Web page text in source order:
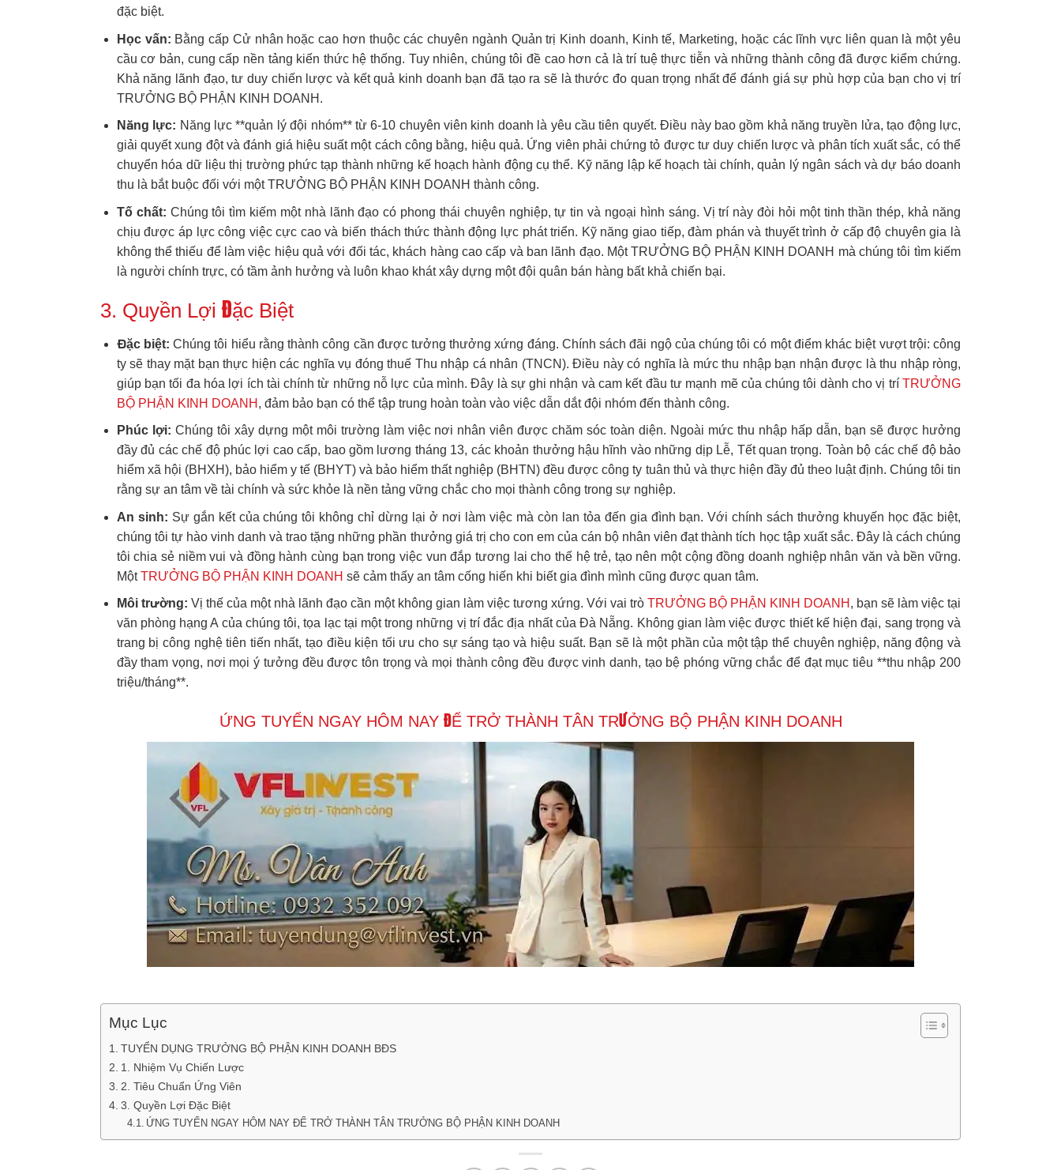
đặc biệt.
Học vấn: Bằng cấp Cử nhân hoặc cao hơn thuộc các chuyên ngành Quản trị Kinh doanh, Kinh tế, Marketing, hoặc các lĩnh vực liên quan là một yêu
cầu cơ bản, cung cấp nền tảng kiến thức hệ thống. Tuy nhiên, chúng tôi đề cao hơn cả là trí tuệ thực tiễn và những thành công đã được kiểm chứng.
Khả năng lãnh đạo, tư duy chiến lược và kết quả kinh doanh bạn đã tạo ra sẽ là thước đo quan trọng nhất để đánh giá sự phù hợp của bạn cho vị trí
TRƯỞNG BỘ PHẬN KINH DOANH.
Năng lực: Năng lực **quản lý đội nhóm** từ 6-10 chuyên viên kinh doanh là yêu cầu tiên quyết. Điều này bao gồm khả năng truyền lửa, tạo động lực,
giải quyết xung đột và đánh giá hiệu suất một cách công bằng, hiệu quả. Ứng viên phải chứng tỏ được tư duy chiến lược và phân tích xuất sắc, có thể
chuyển hóa dữ liệu thị trường phức tạp thành những kế hoạch hành động cụ thể. Kỹ năng lập kế hoạch tài chính, quản lý ngân sách và dự báo doanh
thu là bắt buộc đối với một TRƯỞNG BỘ PHẬN KINH DOANH thành công.
Tố chất: Chúng tôi tìm kiếm một nhà lãnh đạo có phong thái chuyên nghiệp, tự tin và ngoại hình sáng. Vị trí này đòi hỏi một tinh thần thép, khả năng
chịu được áp lực công việc cực cao và biến thách thức thành động lực phát triển. Kỹ năng giao tiếp, đàm phán và thuyết trình ở cấp độ chuyên gia là
không thể thiếu để làm việc hiệu quả với đối tác, khách hàng cao cấp và ban lãnh đạo. Một TRƯỞNG BỘ PHẬN KINH DOANH mà chúng tôi tìm kiếm
là người chính trực, có tầm ảnh hưởng và luôn khao khát xây dựng một đội quân bán hàng bất khả chiến bại.
3. Quyền Lợi Đặc Biệt
Đặc biệt: Chúng tôi hiểu rằng thành công cần được tưởng thưởng xứng đáng. Chính sách đãi ngộ của chúng tôi có một điểm khác biệt vượt trội: công
ty sẽ thay mặt bạn thực hiện các nghĩa vụ đóng thuế Thu nhập cá nhân (TNCN). Điều này có nghĩa là mức thu nhập bạn nhận được là thu nhập ròng,
giúp bạn tối đa hóa lợi ích tài chính từ những nỗ lực của mình. Đây là sự ghi nhận và cam kết đầu tư mạnh mẽ của chúng tôi dành cho vị trí TRƯỞNG
BỘ PHẬN KINH DOANH , đảm bảo bạn có thể tập trung hoàn toàn vào việc dẫn dắt đội nhóm đến thành công.
Phúc lợi: Chúng tôi xây dựng một môi trường làm việc nơi nhân viên được chăm sóc toàn diện. Ngoài mức thu nhập hấp dẫn, bạn sẽ được hưởng
đầy đủ các chế độ phúc lợi cao cấp, bao gồm lương tháng 13, các khoản thưởng hậu hĩnh vào những dịp Lễ, Tết quan trọng. Toàn bộ các chế độ bảo
hiểm xã hội (BHXH), bảo hiểm y tế (BHYT) và bảo hiểm thất nghiệp (BHTN) đều được công ty tuân thủ và thực hiện đầy đủ theo luật định. Chúng tôi tin
rằng sự an tâm về tài chính và sức khỏe là nền tảng vững chắc cho mọi thành công trong sự nghiệp.
An sinh: Sự gắn kết của chúng tôi không chỉ dừng lại ở nơi làm việc mà còn lan tỏa đến gia đình bạn. Với chính sách thưởng khuyến học đặc biệt,
chúng tôi tự hào vinh danh và trao tặng những phần thưởng giá trị cho con em của cán bộ nhân viên đạt thành tích học tập xuất sắc. Đây là cách chúng
tôi chia sẻ niềm vui và đồng hành cùng bạn trong việc vun đắp tương lai cho thế hệ trẻ, tạo nên một cộng đồng doanh nghiệp nhân văn và bền vững.
MộtTRƯỞNG BỘ PHẬN KINH DOANH sẽ cảm thấy an tâm cống hiến khi biết gia đình mình cũng được quan tâm.
Môi trường: Vị thế của một nhà lãnh đạo cần một không gian làm việc tương xứng. Với vai trò TRƯỞNG BỘ PHẬN KINH DOANH , bạn sẽ làm việc tại
văn phòng hạng A của chúng tôi, tọa lạc tại một trong những vị trí đắc địa nhất của Đà Nẵng. Không gian làm việc được thiết kế hiện đại, sang trọng và
trang bị công nghệ tiên tiến nhất, tạo điều kiện tối ưu cho sự sáng tạo và hiệu suất. Bạn sẽ là một phần của một tập thể chuyên nghiệp, năng động và
đầy tham vọng, nơi mọi ý tưởng đều được tôn trọng và mọi thành công đều được vinh danh, tạo bệ phóng vững chắc để đạt mục tiêu **thu nhập 200
triệu/tháng**.
ỨNG TUYỂN NGAY HÔM NAY ĐỂ TRỞ THÀNH TÂN TRƯỞNG BỘ PHẬN KINH DOANH
Mục Lục
TUYỂN DỤNG TRƯỞNG BỘ PHẬN KINH DOANH BĐS
1. Nhiệm Vụ Chiến Lược
2. Tiêu Chuẩn Ứng Viên
3. Quyền Lợi Đặc Biệt
ỨNG TUYỂN NGAY HÔM NAY ĐỂ TRỞ THÀNH TÂN TRƯỞNG BỘ PHẬN KINH DOANH